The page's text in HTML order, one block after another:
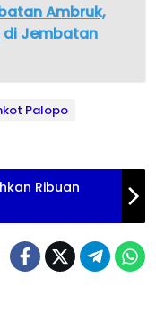
Ambruk,
di Jembatan
Palopo
Ribuan